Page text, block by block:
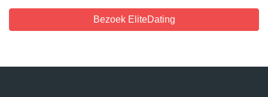
Bezoek EliteDating